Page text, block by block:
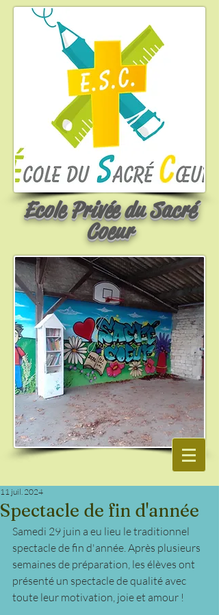
Ecole Privée du Sacré
Coeur
Spectacle de fin d'année
11 juil. 2024
Samedi 29 juin a eu lieu le traditionnel
spectacle de fin d'année. Après plusieurs
semaines de préparation, les élèves ont
présenté un spectacle de qualité avec
toute leur motivation, joie et amour !